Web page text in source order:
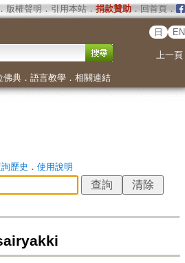
版權聲明 ． 引用本站． 捐款贊助．回首頁．
日 EN
上一頁
佛典． 語言教學． 相關連結
歷史 ． 使用說明